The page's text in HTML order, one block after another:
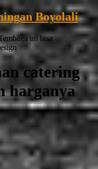
Boyolali
ini bisa
catering
harganya